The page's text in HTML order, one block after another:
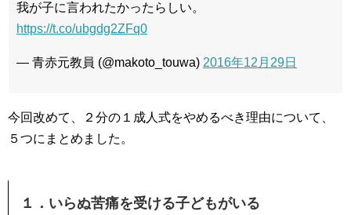
我が子に言われたかったらしい。
https://t.co/ubgdg2ZFq0
— 青赤元教員 (@makoto_touwa) 2016年12月29日
今回改めて、２分の１成人式をやめるべき理由について、
５つにまとめました。
１．いらぬ苦痛を受ける子どもがいる